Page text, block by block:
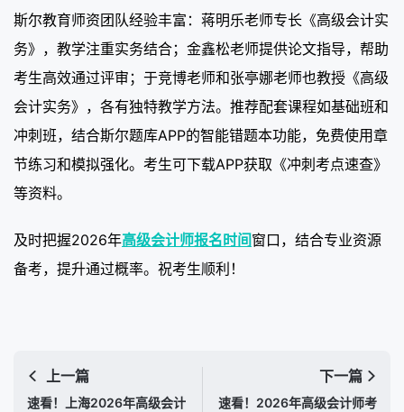
斯尔教育师资团队经验丰富：蒋明乐老师专长《高级会计实
务》，教学注重实务结合；金鑫松老师提供论文指导，帮助
考生高效通过评审；于竞博老师和张亭娜老师也教授《高级
会计实务》，各有独特教学方法。推荐配套课程如基础班和
冲刺班，结合斯尔题库APP的智能错题本功能，免费使用章
节练习和模拟强化。考生可下载APP获取《冲刺考点速查》
等资料。
及时把握2026年高级会计师报名时间窗口，结合专业资源
备考，提升通过概率。祝考生顺利！
上一篇
速看！上海2026年高级会计
下一篇
速看！2026年高级会计师考